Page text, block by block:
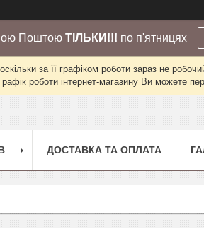
Поштою ТІЛЬКИ!!! по п'ятницях
за її графіком роботи зараз не
роботи інтернет-магазину Ви можете
ДОСТАВКА ТА ОПЛАТА